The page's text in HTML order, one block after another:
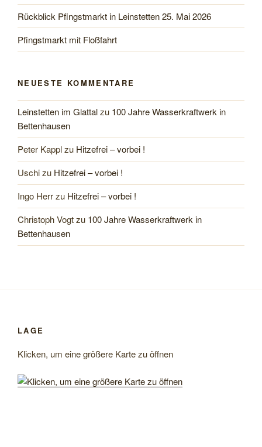
Rückblick Pfingstmarkt in Leinstetten 25. Mai 2026
Pfingstmarkt mit Floßfahrt
NEUESTE KOMMENTARE
Leinstetten im Glattalzu 100 Jahre Wasserkraftwerk in
Bettenhausen
Peter Kapplzu Hitzefrei – vorbei !
Uschizu Hitzefrei – vorbei !
Ingo Herrzu Hitzefrei – vorbei !
Christoph Vogtzu 100 Jahre Wasserkraftwerk in
Bettenhausen
LAGE
Klicken, um eine größere Karte zu öffnen